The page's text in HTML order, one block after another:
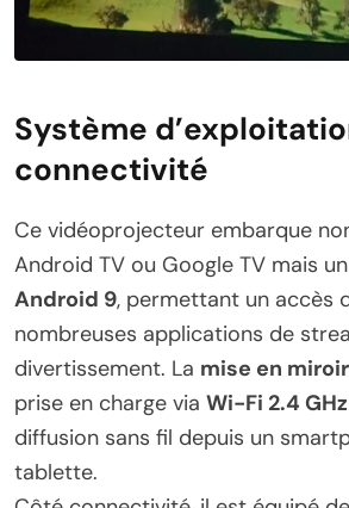
Système
connectivité
Ce vidéoprojecteur embarque
Android TV ou Google TV mais un
Android 9, permettant un accès
nombreuses applications de
divertissement. La mise en miroir
prise en charge via Wi-Fi 2.4
diffusion sans fil depuis un
tablette.